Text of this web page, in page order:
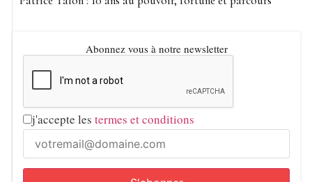
Abonnez vous à notre newsletter
j'accepte les termes et conditions